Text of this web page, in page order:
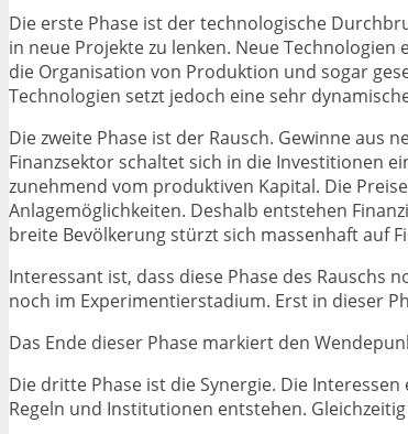
Die erste Phase ist der technologische
in neue Projekte zu lenken. Neue
die Organisation von Produktion und sogar
Technologien setzt jedoch eine sehr
Die zweite Phase ist der Rausch. Gewinne
Finanzsektor schaltet sich in die Investitionen
zunehmend vom produktiven Kapital. Die
Anlagemöglichkeiten. Deshalb entstehen
breite Bevölkerung stürzt sich massenhaft auf
Interessant ist, dass diese Phase des
noch im Experimentierstadium. Erst in dieser
Das Ende dieser Phase markiert den
Die dritte Phase ist die Synergie. Die
Regeln und Institutionen entstehen.